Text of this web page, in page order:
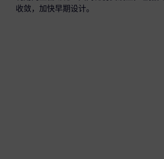
收敛，加快早期设计。